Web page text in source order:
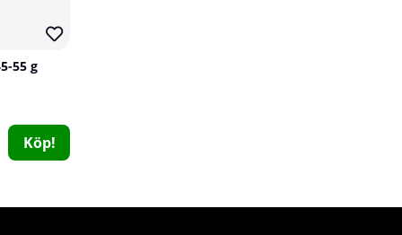
358 kr498 kr Köp!
55 g
Köp!